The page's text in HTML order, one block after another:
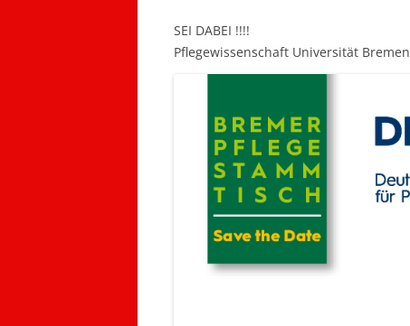
SEI DABEI !!!!
Pflegewissenschaft Universität Bremen